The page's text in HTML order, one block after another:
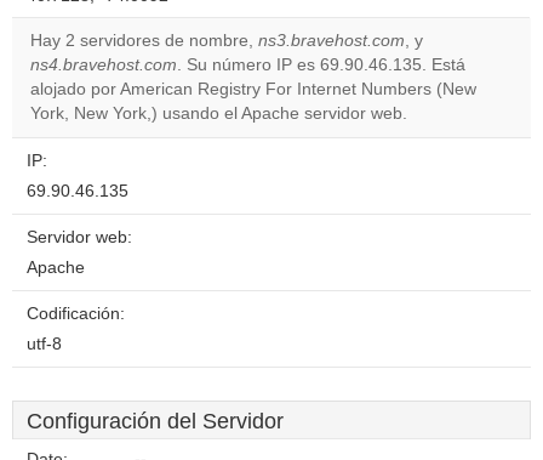
Do you
website?
OK
Hay 2 servidores de nombre, ns3.bravehost.com, y
ns4.bravehost.com. Su número IP es 69.90.46.135. Está
alojado por American Registry For Internet Numbers (New
York, New York,) usando el Apache servidor web.
IP:
69.90.46.135
Servidor web:
Apache
Codificación:
utf-8
Configuración del Servidor